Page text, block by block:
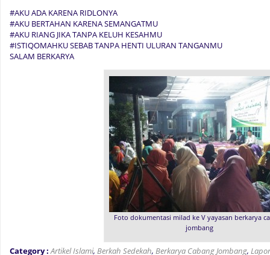
#AKU ADA KARENA RIDLONYA
#AKU BERTAHAN KARENA SEMANGATMU
#AKU RIANG JIKA TANPA KELUH KESAHMU
#ISTIQOMAHKU SEBAB TANPA HENTI ULURAN TANGANMU
SALAM BERKARYA
Foto dokumentasi milad ke V yayasan berkarya
jombang
Category : Artikel Islami, Berkah Sedekah, Berkarya Cabang Jombang,